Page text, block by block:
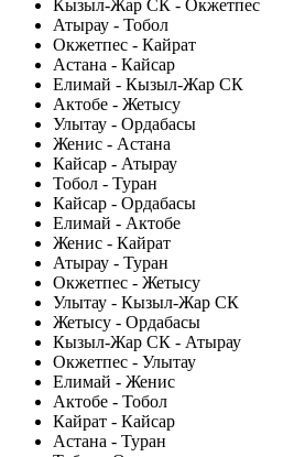
Кызыл-Жар СК - Окжетпес
Атырау - Тобол
Окжетпес - Кайрат
Астана - Кайсар
Елимай - Кызыл-Жар СК
Актобе - Жетысу
Улытау - Ордабасы
Женис - Астана
Кайсар - Атырау
Тобол - Туран
Кайсар - Ордабасы
Елимай - Актобе
Женис - Кайрат
Атырау - Туран
Окжетпес - Жетысу
Улытау - Кызыл-Жар СК
Жетысу - Ордабасы
Кызыл-Жар СК - Атырау
Окжетпес - Улытау
Елимай - Женис
Актобе - Тобол
Кайрат - Кайсар
Астана - Туран